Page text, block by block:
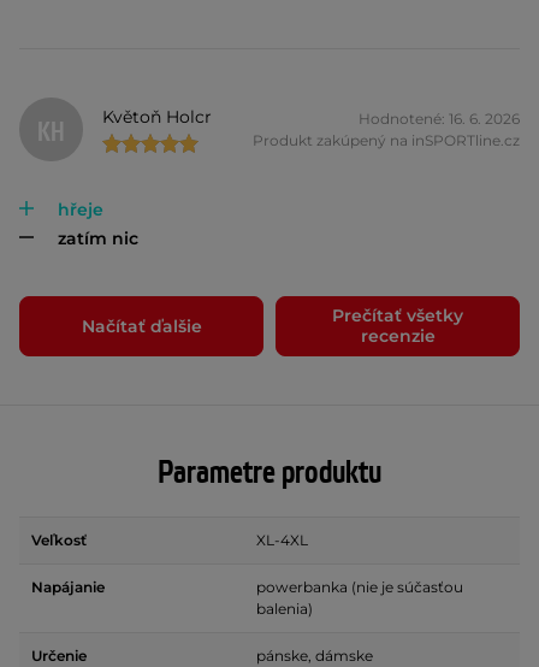
KH Květoň Holcr
Hodnotené: 16. 6. 2026
Produkt zakúpený na inSPORTline.cz
hřeje
zatím nic
Načítať ďalšie
Prečítať všetky
recenzie
Parametre produktu
Veľkosť XL-4XL
Napájanie
powerbanka (nie je súčasťou
balenia)
Určenie pánske, dámske